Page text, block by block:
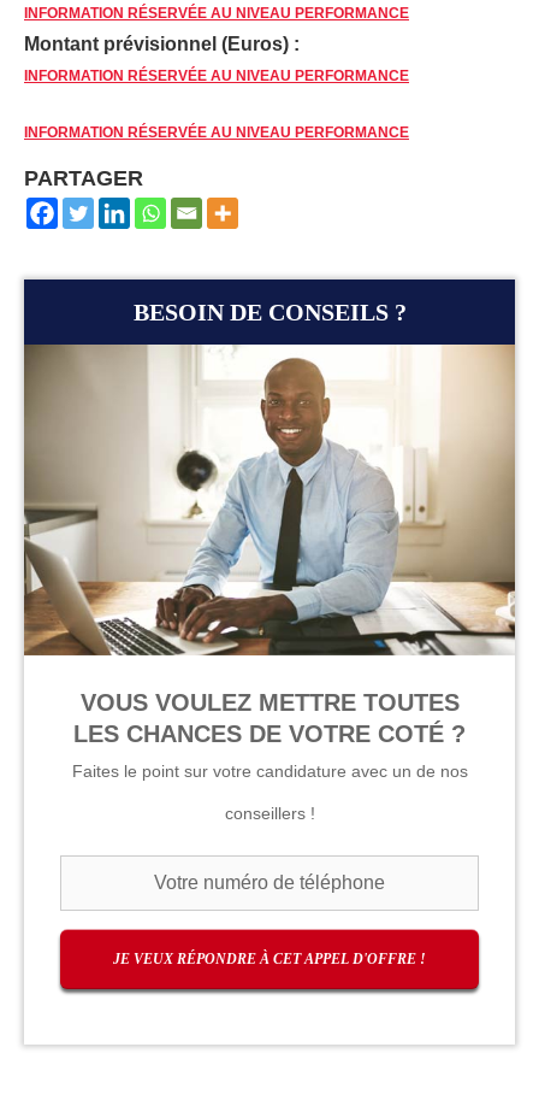
INFORMATION RÉSERVÉE AU NIVEAU PERFORMANCE
Montant prévisionnel (Euros) :
INFORMATION RÉSERVÉE AU NIVEAU PERFORMANCE
INFORMATION RÉSERVÉE AU NIVEAU PERFORMANCE
PARTAGER
BESOIN DE CONSEILS ?
VOUS VOULEZ METTRE TOUTES
LES CHANCES DE VOTRE COTÉ ?
Faites le point sur votre candidature avec un de nos
conseillers !